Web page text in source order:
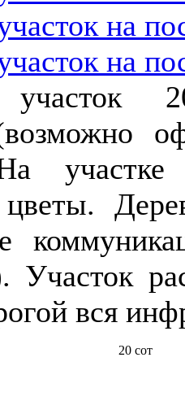
участке
цветы.
Участок
вся
20 сот